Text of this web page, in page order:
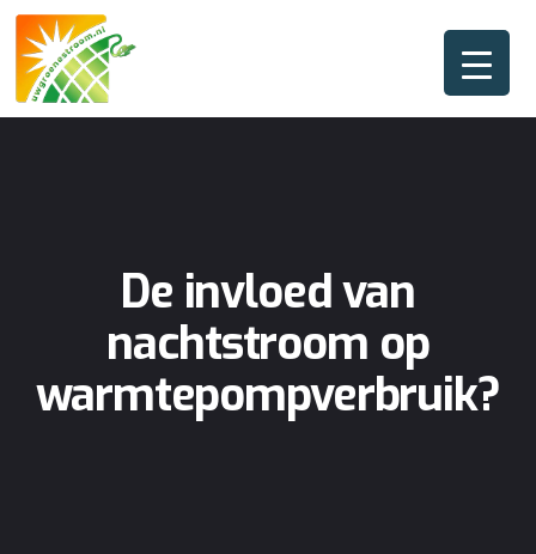
De invloed van
nachtstroom op
warmtepompverbruik?